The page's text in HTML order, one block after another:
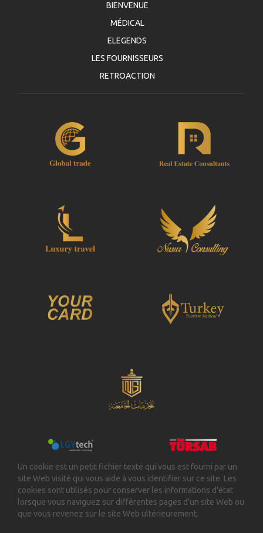
BIENVENUE
MÉDICAL
ELEGENDS
LES FOURNISSEURS
RETROACTION
Un cookie est un petit fichier texte qui vous est fourni par un
site Web visité qui vous aide à vous identifier sur ce site. Les
cookies sont utilisés pour conserver les informations d'état
lorsque vous naviguez sur différentes pages d'un site Web ou
que vous revenez sur le site Web ultérieurement.